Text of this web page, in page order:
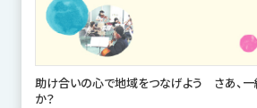
助け合いの心で地域をつなげよう さあ、
か？